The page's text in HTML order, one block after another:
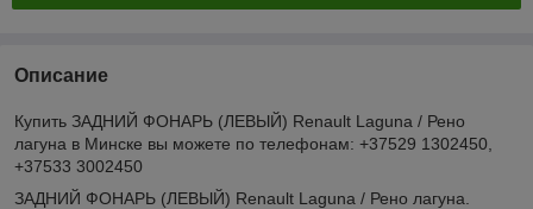
Описание
Купить ЗАДНИЙ ФОНАРЬ (ЛЕВЫЙ) Renault Laguna / Рено
лагуна в Минске вы можете по телефонам: +37529 1302450,
+37533 3002450
ЗАДНИЙ ФОНАРЬ (ЛЕВЫЙ) Renault Laguna / Рено лагуна.